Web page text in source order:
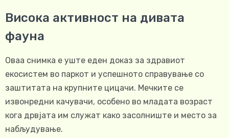
Висока активност на дивата
фауна
Оваа снимка е уште еден доказ за здравиот
екосистем во паркот и успешното справување со
заштитата на крупните цицачи. Мечките се
извонредни качувачи, особено во младата возраст
кога дрвјата им служат како засолниште и место за
набљудување.